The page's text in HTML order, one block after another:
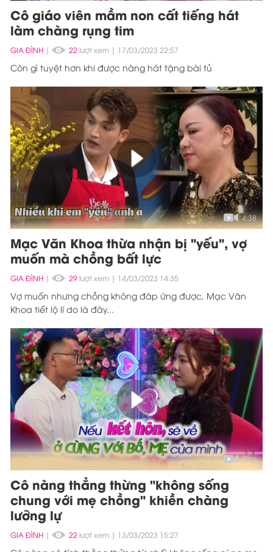
Cô giáo viên mầm non cất tiếng hát
làm chàng rụng tim
GIA ĐÌNH | 22 lượt xem 17/03/2023 22:57
Còn gì tuyệt hơn khi được nàng hát tặng bài tủ
4:38
Mạc Văn Khoa thừa nhận bị "yếu", vợ
muốn mà chồng bất lực
GIA ĐÌNH | 29 lượt xem 14/03/2023 14:35
Vợ muốn nhưng chồng không đáp ứng được, Mạc Văn
Khoa tiết lộ lí do là đây...
3:59
Cô nàng thẳng thừng "không sống
chung với mẹ chồng" khiền chàng
lưỡng lự
GIA ĐÌNH | 22 lượt xem 13/03/2023 15:27